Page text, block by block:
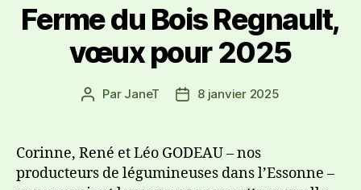
Ferme du Bois Regnault,
vœux pour 2025
Par JaneT 8 janvier 2025
Corinne, René et Léo GODEAU – nos
producteurs de légumineuses dans l’Essonne –